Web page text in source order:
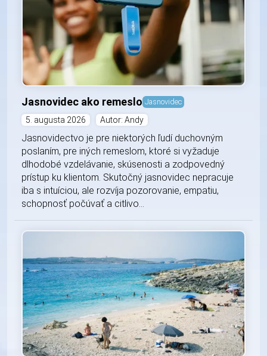
Jasnovidec ako remeslo Jasnovidec
5. augusta 2026 Autor: Andy
Jasnovidectvo je pre niektorých ľudí duchovným
poslaním, pre iných remeslom, ktoré si vyžaduje
dlhodobé vzdelávanie, skúsenosti a zodpovedný
prístup ku klientom. Skutočný jasnovidec nepracuje
iba s intuíciou, ale rozvíja pozorovanie, empatiu,
schopnosť počúvať a citlivo...